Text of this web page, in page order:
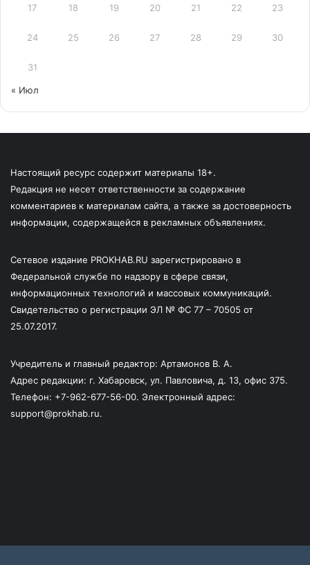
17 18 19 20 21 22 23
24 25 26 27 28 29 30
31
« Июл
Настоящий ресурс содержит материалы 18+.
Редакция не несет ответственности за содержание
комментариев к материалам сайта, а также за достоверность
информации, содержащейся в рекламных объявлениях.
Сетевое издание PROKHAB.RU зарегистрировано в
Федеральной службе по надзору в сфере связи,
информационных технологий и массовых коммуникаций.
Свидетельство о регистрации ЭЛ № ФС 77 – 70505 от
25.07.2017.
Учредитель и главный редактор: Артамонов В. А.
Адрес редакции: г. Хабаровск, ул. Павловича, д. 13, офис 375.
Телефон: +7-962-677-56-00. Электронный адрес:
support@prokhab.ru.